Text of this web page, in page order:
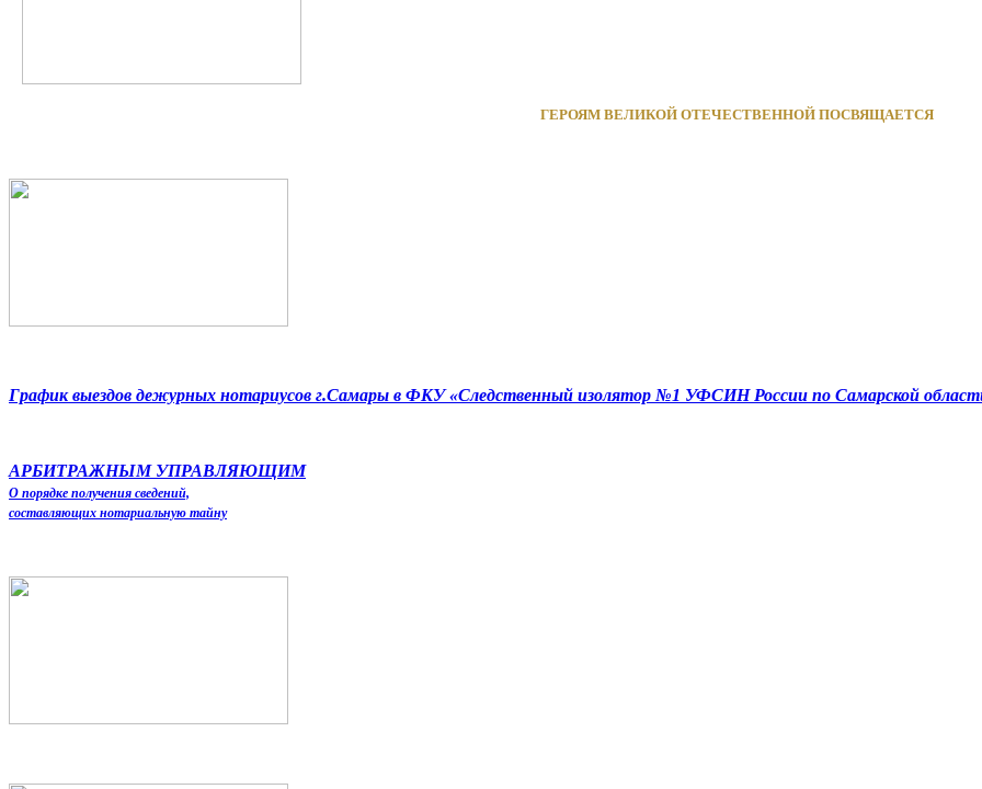
ГЕРОЯМ ВЕЛИКОЙ ОТЕЧЕСТВЕННОЙ ПОСВЯЩАЕТСЯ
График выездов дежурных нотариусов г.Самары в ФКУ «Следственный изолятор №1 УФСИН России по Самарской
АРБИТРАЖНЫМ УПРАВЛЯЮЩИМ
О порядке получения сведений,
составляющих нотариальную тайну